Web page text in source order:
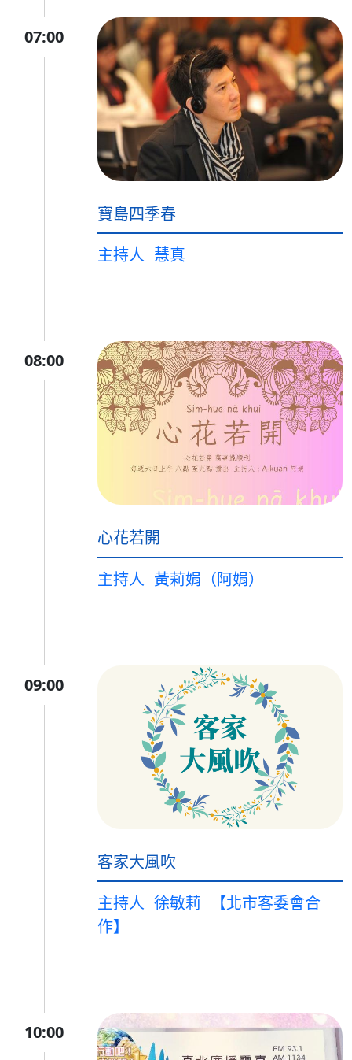
07:00
寶島四季春
主持人 慧真
08:00
心花若開
主持人 黃莉娟（阿娟）
09:00
客家大風吹
主持人 徐敏莉
【北市客委會合
作】
10:00